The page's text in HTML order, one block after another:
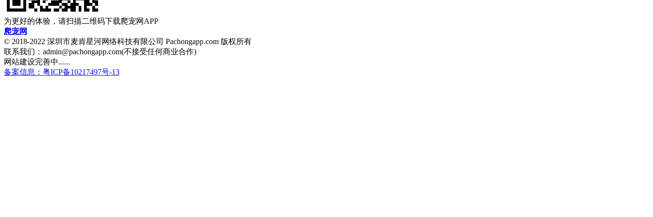
为更好的体验，请扫描二维码下载爬宠网APP
爬宠网
© 2018-2022 深圳市麦肯星河网络科技有限公司 Pachongapp.com 版权所有
联系我们：admin@pachongapp.com(不接受任何商业合作)
网站建设完善中......
备案信息：粤ICP备10217497号-13